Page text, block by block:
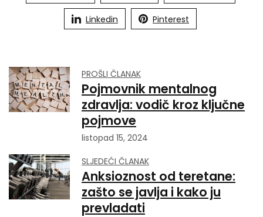
Linkedin Pinterest
PROŠLI ČLANAK
Pojmovnik mentalnog
zdravlja: vodič kroz ključne
pojmove
listopad 15, 2024
SLJEDEĆI ČLANAK
Anksioznost od teretane:
zašto se javlja i kako ju
prevladati